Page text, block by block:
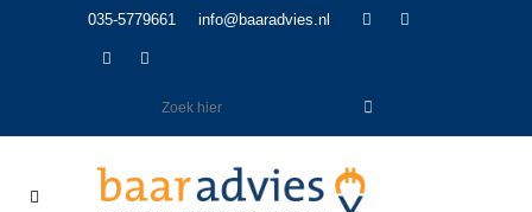
035-5779661 info@baaradvies.nl